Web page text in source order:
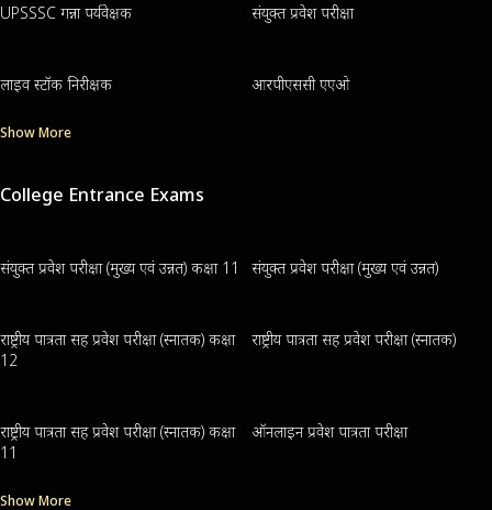
UPSSSC गन्ना पर्यवेक्षक संयुक्त प्रवेश परीक्षा
लाइव स्टॉक निरीक्षक आरपीएससी एएओ
Show More
College Entrance Exams
संयुक्त प्रवेश परीक्षा (मुख्य एवं उन्नत) कक्षा 11 संयुक्त प्रवेश परीक्षा (मुख्य एवं उन्नत)
राष्ट्रीय पात्रता सह प्रवेश परीक्षा (स्नातक) कक्षा
12
राष्ट्रीय पात्रता सह प्रवेश परीक्षा (स्नातक)
राष्ट्रीय पात्रता सह प्रवेश परीक्षा (स्नातक) कक्षा
11
ऑनलाइन प्रवेश पात्रता परीक्षा
Show More